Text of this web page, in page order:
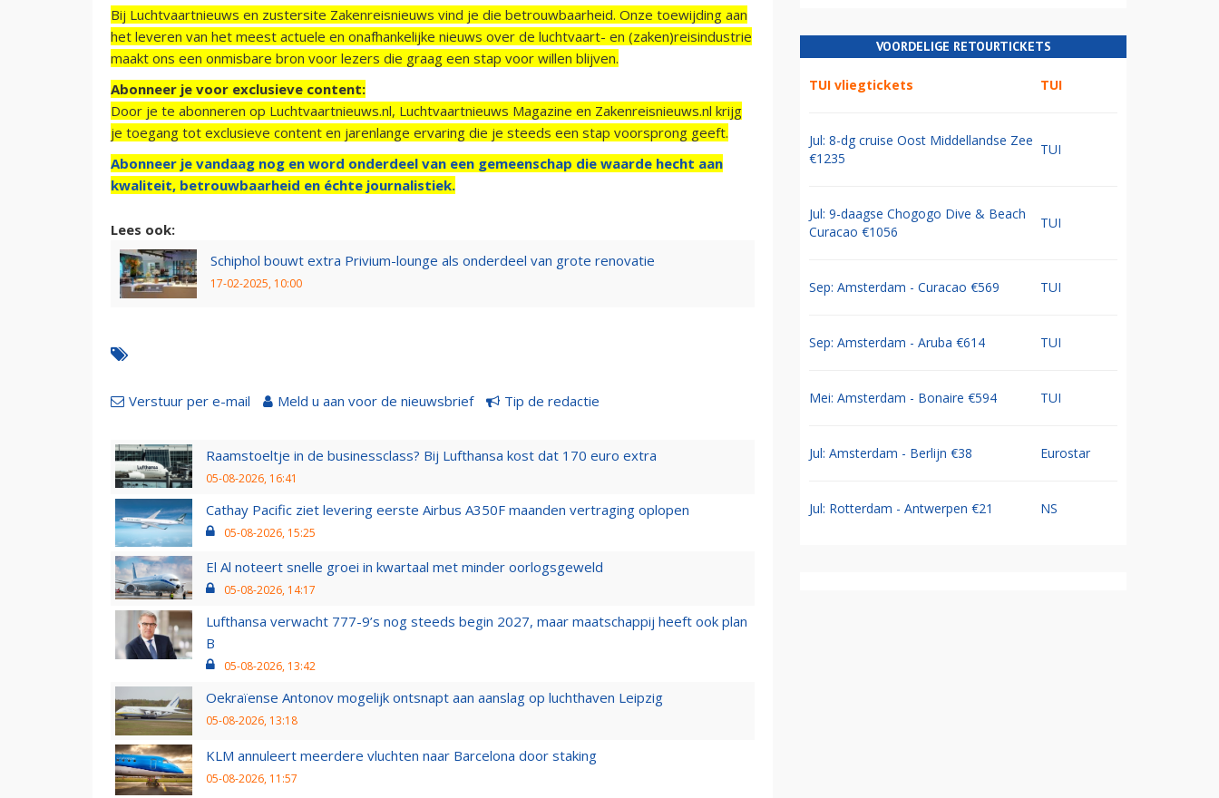
Bij Luchtvaartnieuws en zustersite Zakenreisnieuws vind je die betrouwbaarheid. Onze toewijding aan
het leveren van het meest actuele en onafhankelijke nieuws over de luchtvaart- en (zaken)reisindustrie
maakt ons een onmisbare bron voor lezers die graag een stap voor willen blijven.
Abonneer je voor exclusieve content:
Door je te abonneren op Luchtvaartnieuws.nl, Luchtvaartnieuws Magazine en Zakenreisnieuws.nl krijg
je toegang tot exclusieve content en jarenlange ervaring die je steeds een stap voorsprong geeft.
Abonneer je vandaag nog en word onderdeel van een gemeenschap die waarde hecht aan
kwaliteit, betrouwbaarheid en échte journalistiek.
Lees ook:
Schiphol bouwt extra Privium-lounge als onderdeel van grote renovatie
17-02-2025, 10:00
Verstuur per e-mail Meld u aan voor de nieuwsbrief Tip de redactie
Raamstoeltje in de businessclass? Bij Lufthansa kost dat 170 euro extra
05-08-2026, 16:41
Cathay Pacific ziet levering eerste Airbus A350F maanden vertraging oplopen
05-08-2026, 15:25
El Al noteert snelle groei in kwartaal met minder oorlogsgeweld
05-08-2026, 14:17
Lufthansa verwacht 777-9’s nog steeds begin 2027, maar maatschappij heeft ook plan
B
05-08-2026, 13:42
Oekraïense Antonov mogelijk ontsnapt aan aanslag op luchthaven Leipzig
05-08-2026, 13:18
KLM annuleert meerdere vluchten naar Barcelona door staking
05-08-2026, 11:57
VOORDELIGE RETOURTICKETS
TUI vliegtickets TUI
Jul: 8-dg cruise Oost Middellandse Zee
€1235
TUI
Jul: 9-daagse Chogogo Dive & Beach
Curacao €1056
TUI
Sep: Amsterdam - Curacao €569 TUI
Sep: Amsterdam - Aruba €614 TUI
Mei: Amsterdam - Bonaire €594 TUI
Jul: Amsterdam - Berlijn €38 Eurostar
Jul: Rotterdam - Antwerpen €21 NS